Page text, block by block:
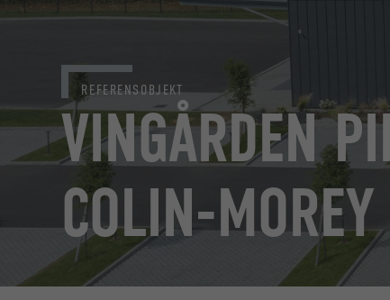
VINGÅRDEN
COLIN-MOREY
REFERENSOBJEKT